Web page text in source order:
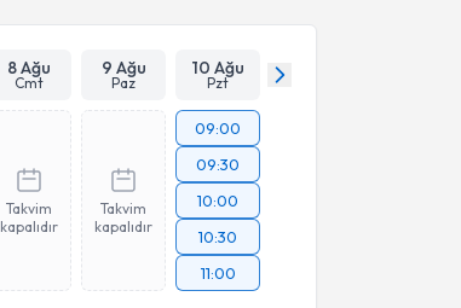
8 Ağu
Cmt
9 Ağu
Paz
10 Ağu
Pzt
Takvim
kapalıdır
Takvim
kapalıdır
09:00
09:30
10:00
10:30
11:00